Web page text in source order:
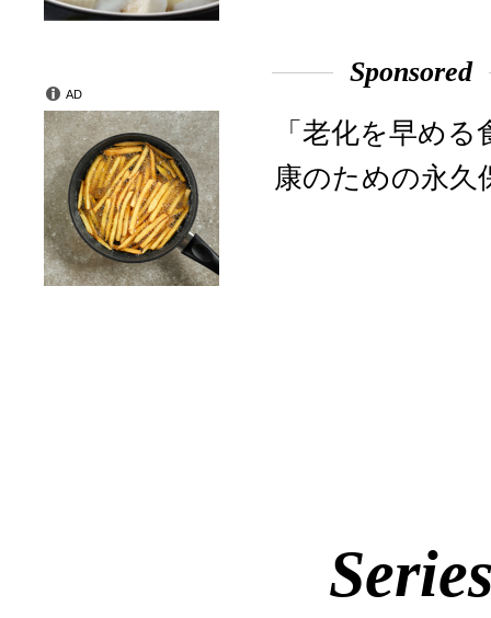
Sponsored
「老化を早め
康のための永久
AD